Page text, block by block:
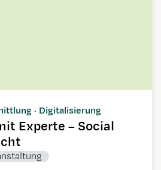
· Digitalisierung
Experte – Social